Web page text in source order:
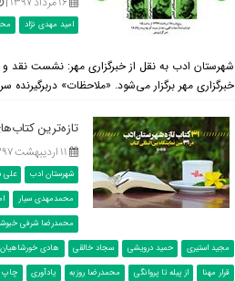
امید مهدی نژاد
شهرستان ادب به نقل از خبرگزاری مهر: نشست نقد و
خبرگزاری مهر برگزار می‌شود. «ملاحظات»
تازه‌ترین
۱۱ اردیبهشت ۱۳۹۷ |
شهرستان ادب علی
محمدمهدی سیار
محمدرضا شرفی
مجید استیری
حمید درویشی سجاد خالقی هادی خورشاهیان
قرار مهنا
از پیله تا پروانگی محمدرضا روزبه یادآوری چاپ